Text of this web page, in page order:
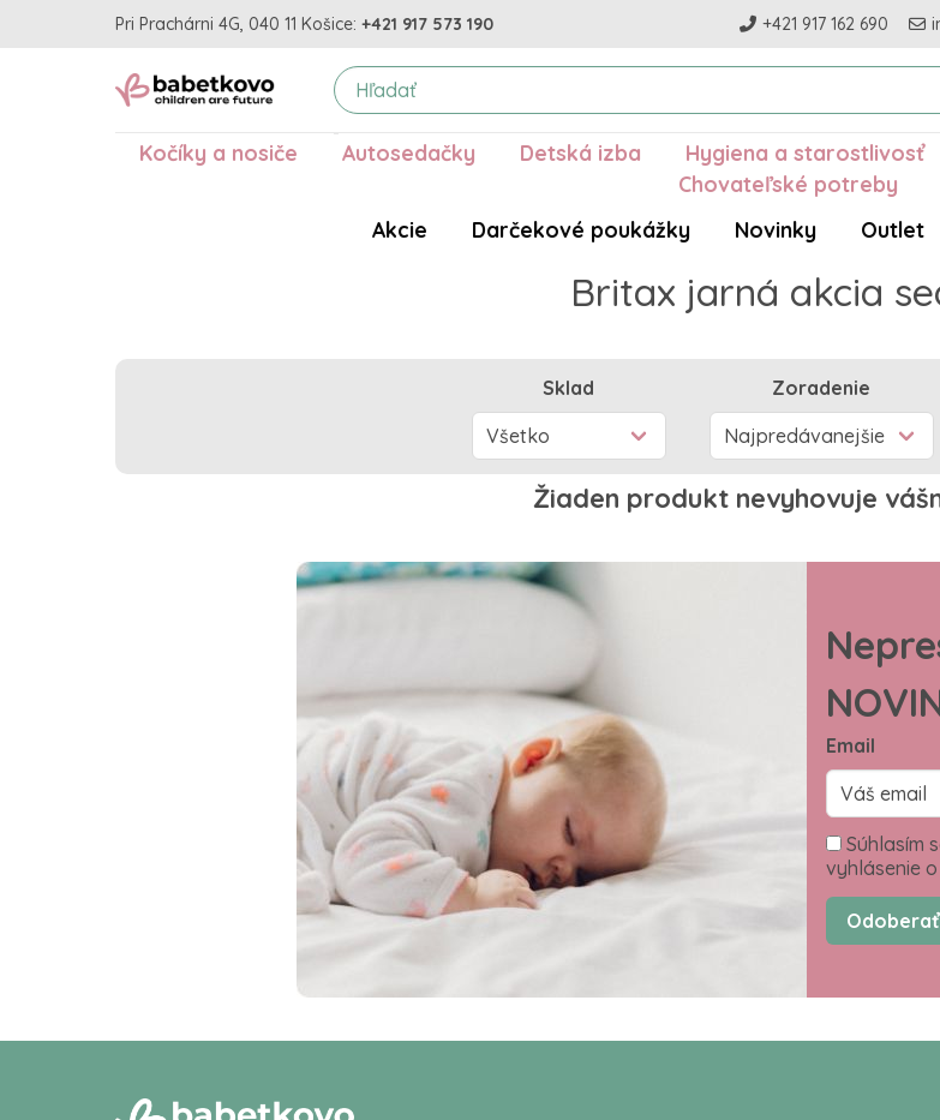
Pri Prachárni 4G, 040 11 Košice: +421 917 573 190 +421 917 162 690
Kočíky a nosiče Autosedačky Detská izba Hygiena a starostlivosť
Chovateľské potreby
Akcie
Darčekové poukážky Novinky Outlet
Britax jarná akcia
Sklad Zoradenie
Žiaden produkt nevyhovuje
Email
Súhlasím
vyhlásenie